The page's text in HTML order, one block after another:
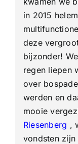
in 2015
deze
bijzonder!
regen liepen
over
werden en
mooie
Riesenberg ,
vondsten zijn